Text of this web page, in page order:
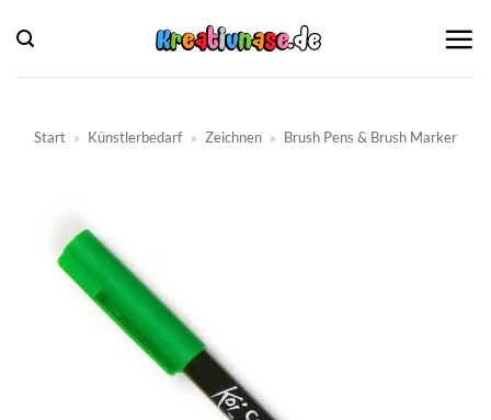
Inhalt
springen
Start » Künstlerbedarf » Zeichnen » Brush Pens & Brush Marker